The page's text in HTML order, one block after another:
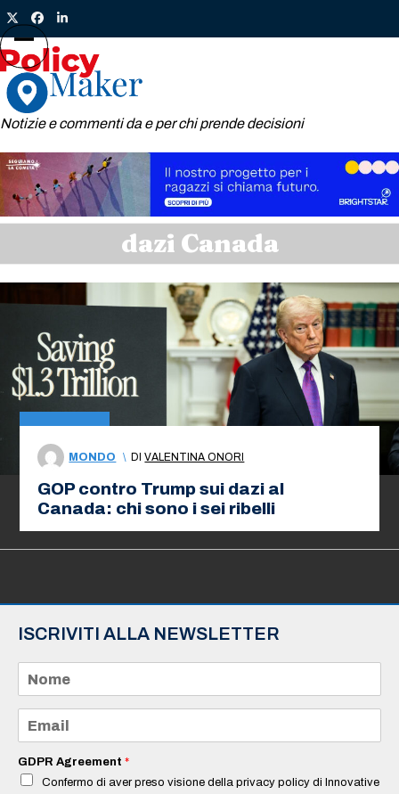
Skip
to
content
TwitterFacebook
LinkedIn
Notizie e commenti da e per chi prende decisioni
Open
mobile
menu
Close
mobile
menu
dazi Canada
MONDO \ DIVALENTINA ONORI
GOP contro Trump sui dazi al
Canada: chi sono i sei ribelli
ISCRIVITI ALLA NEWSLETTER
m
e
a
i
*
GDPR Agreement *
Confermo di aver preso visione della privacy policy di Innovative